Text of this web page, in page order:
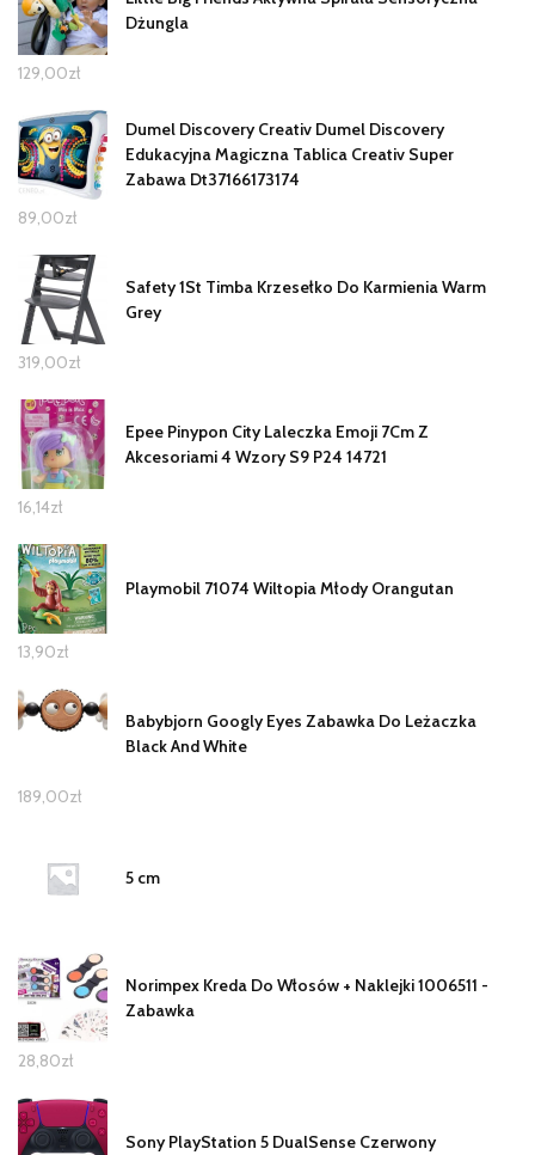
Dżungla
129,00zł
Dumel Discovery Creativ Dumel Discovery
Edukacyjna Magiczna Tablica Creativ Super
Zabawa Dt37166173174
89,00zł
Safety 1St Timba Krzesełko Do Karmienia Warm
Grey
319,00zł
Epee Pinypon City Laleczka Emoji 7Cm Z
Akcesoriami 4 Wzory S9 P24 14721
16,14zł
Playmobil 71074 Wiltopia Młody Orangutan
13,90zł
Babybjorn Googly Eyes Zabawka Do Leżaczka
Black And White
189,00zł
5 cm
Norimpex Kreda Do Włosów + Naklejki 1006511 -
Zabawka
28,80zł
Sony PlayStation 5 DualSense Czerwony